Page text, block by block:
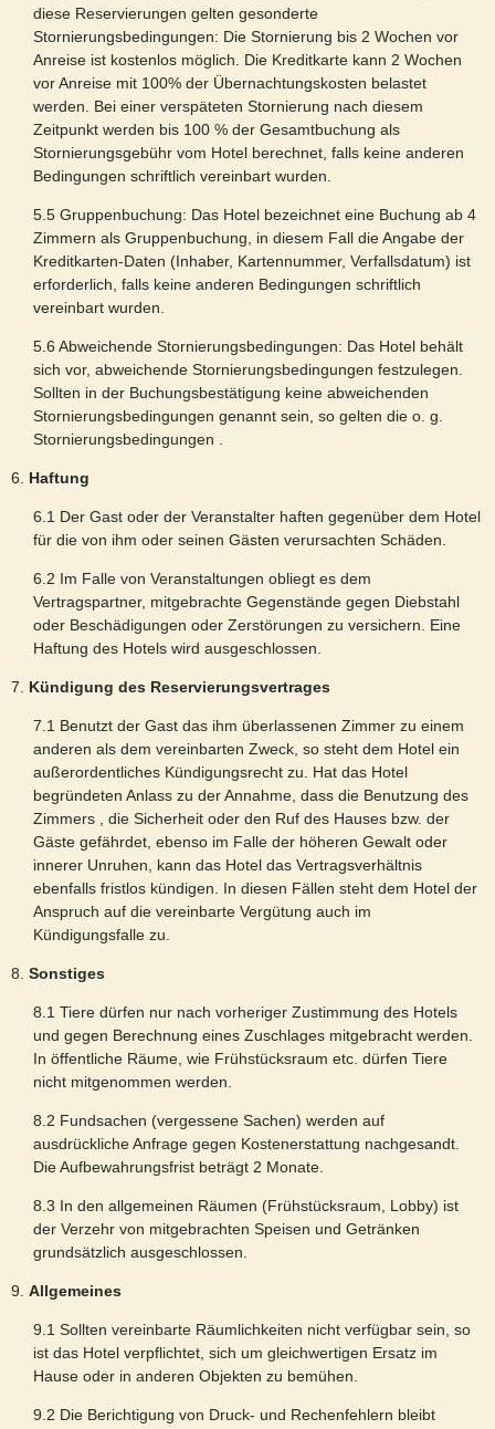
diese Reservierungen gelten gesonderte
Stornierungsbedingungen: Die Stornierung bis 2 Wochen vor
Anreise ist kostenlos möglich. Die Kreditkarte kann 2 Wochen
vor Anreise mit 100% der Übernachtungskosten belastet
werden. Bei einer verspäteten Stornierung nach diesem
Zeitpunkt werden bis 100 % der Gesamtbuchung als
Stornierungsgebühr vom Hotel berechnet, falls keine anderen
Bedingungen schriftlich vereinbart wurden.
5.5 Gruppenbuchung: Das Hotel bezeichnet eine Buchung ab 4
Zimmern als Gruppenbuchung, in diesem Fall die Angabe der
Kreditkarten-Daten (Inhaber, Kartennummer, Verfallsdatum) ist
erforderlich, falls keine anderen Bedingungen schriftlich
vereinbart wurden.
5.6 Abweichende Stornierungsbedingungen: Das Hotel behält
sich vor, abweichende Stornierungsbedingungen festzulegen.
Sollten in der Buchungsbestätigung keine abweichenden
Stornierungsbedingungen genannt sein, so gelten die o. g.
Stornierungsbedingungen .
6. Haftung
6.1 Der Gast oder der Veranstalter haften gegenüber dem Hotel
für die von ihm oder seinen Gästen verursachten Schäden.
6.2 Im Falle von Veranstaltungen obliegt es dem
Vertragspartner, mitgebrachte Gegenstände gegen Diebstahl
oder Beschädigungen oder Zerstörungen zu versichern. Eine
Haftung des Hotels wird ausgeschlossen.
7. Kündigung des Reservierungsvertrages
7.1 Benutzt der Gast das ihm überlassenen Zimmer zu einem
anderen als dem vereinbarten Zweck, so steht dem Hotel ein
außerordentliches Kündigungsrecht zu. Hat das Hotel
begründeten Anlass zu der Annahme, dass die Benutzung des
Zimmers , die Sicherheit oder den Ruf des Hauses bzw. der
Gäste gefährdet, ebenso im Falle der höheren Gewalt oder
innerer Unruhen, kann das Hotel das Vertragsverhältnis
ebenfalls fristlos kündigen. In diesen Fällen steht dem Hotel der
Anspruch auf die vereinbarte Vergütung auch im
Kündigungsfalle zu.
8. Sonstiges
8.1 Tiere dürfen nur nach vorheriger Zustimmung des Hotels
und gegen Berechnung eines Zuschlages mitgebracht werden.
In öffentliche Räume, wie Frühstücksraum etc. dürfen Tiere
nicht mitgenommen werden.
8.2 Fundsachen (vergessene Sachen) werden auf
ausdrückliche Anfrage gegen Kostenerstattung nachgesandt.
Die Aufbewahrungsfrist beträgt 2 Monate.
8.3 In den allgemeinen Räumen (Frühstücksraum, Lobby) ist
der Verzehr von mitgebrachten Speisen und Getränken
grundsätzlich ausgeschlossen.
9. Allgemeines
9.1 Sollten vereinbarte Räumlichkeiten nicht verfügbar sein, so
ist das Hotel verpflichtet, sich um gleichwertigen Ersatz im
Hause oder in anderen Objekten zu bemühen.
9.2 Die Berichtigung von Druck- und Rechenfehlern bleibt